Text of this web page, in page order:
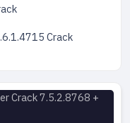
Crack